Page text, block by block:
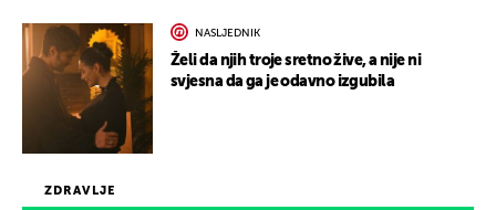
ZDRAVLJE
NASLJEDNIK
Želi da njih troje sretno žive, a nije ni
svjesna da ga je odavno izgubila